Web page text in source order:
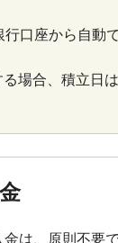
口座から自動
場合、積立日
は、原則不要